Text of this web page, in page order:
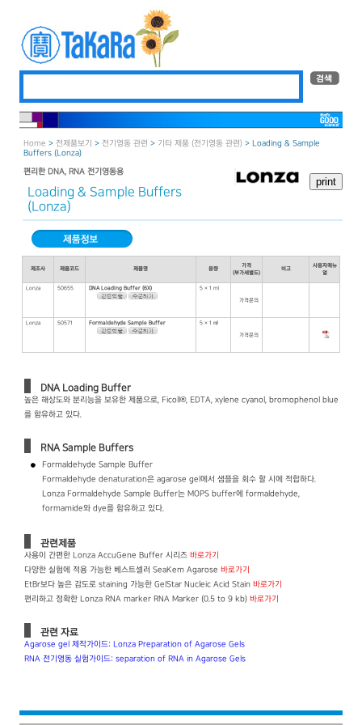
Home > 전제품보기 > 전기영동 관련 > 기타 제품 (전기영동 관련) > Loading & Sample
Buffers (Lonza)
편리한 DNA, RNA 전기영동용
Loading & Sample Buffers
(Lonza)
제조사 제품코드 제품명 용량
가격
(부가세별도)
비고
사용자매뉴
얼
Lonza 50655 DNA Loading Buffer (6X) 5 × 1 ml
가격문의
Lonza 50571 Formaldehyde Sample Buffer 5 × 1 ㎖
가격문의
DNA Loading Buffer
높은 해상도와 분리능을 보유한 제품으로, Ficoll®, EDTA, xylene cyanol, bromophenol blue
를 함유하고 있다.
RNA Sample Buffers
Formaldehyde Sample Buffer
Formaldehyde denaturation은 agarose gel에서 샘플을 회수 할 시에 적합하다.
Lonza Formaldehyde Sample Buffer는 MOPS buffer에 formaldehyde,
formamide와 dye를 함유하고 있다.
관련제품
사용이 간편한 Lonza AccuGene Buffer 시리즈 바로가기
다양한 실험에 적용 가능한 베스트셀러 SeaKem Agarose 바로가기
EtBr보다 높은 감도로 staining 가능한 GelStar Nucleic Acid Stain 바로가기
편리하고 정확한 Lonza RNA marker RNA Marker (0.5 to 9 kb) 바로가기
관련 자료
Agarose gel 제작가이드: Lonza Preparation of Agarose Gels
RNA 전기영동 실험가이드: separation of RNA in Agarose Gels